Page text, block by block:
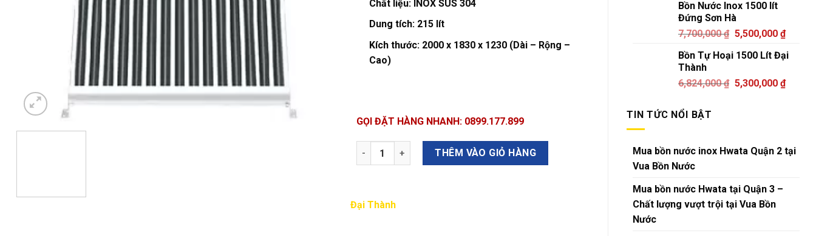
Chất liệu:INOX SUS 304
Dung tích:215 lít
Kích thước:2000 x 1830 x 1230 (Dài – Rộng –
Cao)
GỌI ĐẶT HÀNG NHANH: 0899.177.899
Số lượng THÊM VÀO GIỎ HÀNG
Đại Thành
Bồn Nước Inox 1500 lít
Đứng Sơn Hà
7,700,000₫ 5,500,000 ₫
Bồn Tự Hoại 1500 Lít Đại
Thành
6,824,000₫ 5,300,000 ₫
TIN TỨC NỔI BẬT
Mua bồn nước inox Hwata Quận 2 tại
Vua Bồn Nước
Mua bồn nước Hwata tại Quận 3 –
Chất lượng vượt trội tại Vua Bồn
Nước